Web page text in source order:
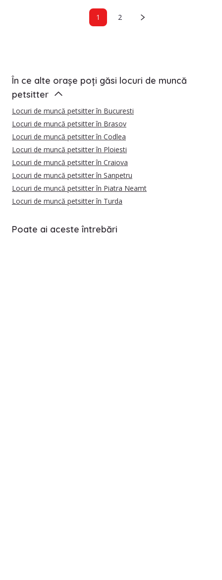
1 2
În ce alte orașe poți găsi locuri de muncă
petsitter
Locuri de muncă petsitter în Bucuresti
Locuri de muncă petsitter în Brasov
Locuri de muncă petsitter în Codlea
Locuri de muncă petsitter în Ploiesti
Locuri de muncă petsitter în Craiova
Locuri de muncă petsitter în Sanpetru
Locuri de muncă petsitter în Piatra Neamt
Locuri de muncă petsitter în Turda
Poate ai aceste întrebări